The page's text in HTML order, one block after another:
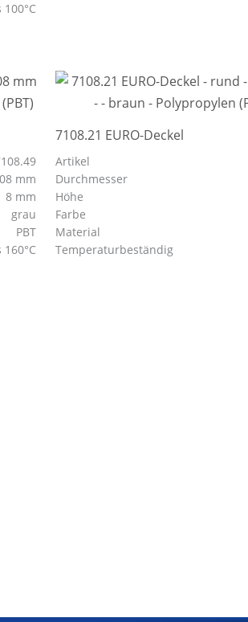
100°C
mm
8 mm
grau
PBT
160°C
7108.21 EURO-Deckel
Artikel
Durchmesser
Höhe
Farbe
Material
Temperaturbeständig